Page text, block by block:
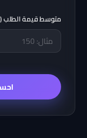
متوسط قيمة الطلب (